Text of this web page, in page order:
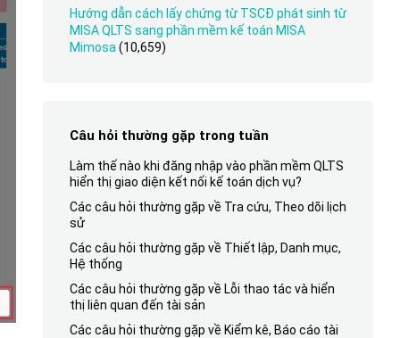
Hướng dẫn cách lấy chứng từ TSCĐ phát sinh từ
MISA QLTS sang phần mềm kế toán MISA
Mimosa (10,659)
Câu hỏi thường gặp trong tuần
Làm thế nào khi đăng nhập vào phần mềm QLTS
hiển thị giao diện kết nối kế toán dịch vụ?
Các câu hỏi thường gặp về Tra cứu, Theo dõi lịch
sử
Các câu hỏi thường gặp về Thiết lập, Danh mục,
Hệ thống
Các câu hỏi thường gặp về Lỗi thao tác và hiển
thị liên quan đến tài sản
Các câu hỏi thường gặp về Kiểm kê, Báo cáo tài